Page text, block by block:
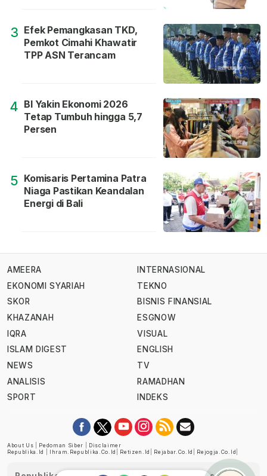
3 Efek Pemangkasan TKD,
Pemkot Cimahi Khawatir
TPP ASN Terancam
4 BI Yakin Ekonomi 2026
Tetap Tumbuh hingga 5,7
Persen
5 Komisaris Pertamina Patra
Niaga Pastikan Keandalan
Energi di Bali
AMEERA
EKONOMI SYARIAH
SKOR
KHAZANAH
IQRA
ISLAM DIGEST
NEWS
ANALISIS
SPORT
INTERNASIONAL
TEKNO
BISNIS FINANSIAL
ESGNOW
VISUAL
ENGLISH
TV
RAMADHAN
INDEKS
About Us Pedoman Siber
Disclaimer
Republika.id
Ihram.republika.co.id Retizen.id Rejabar.co.id Rejogja.co.id